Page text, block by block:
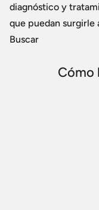
diagnóstico y
que puedan surgirle
Buscar
Cómo